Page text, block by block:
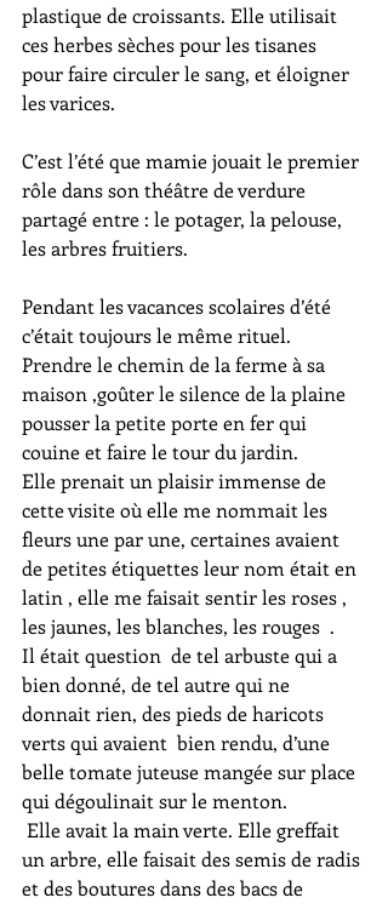
plastique de croissants. Elle utilisait
ces herbes sèches pour les tisanes
pour faire circuler le sang, et éloigner
les varices.
C’est l’été que mamie jouait le premier
rôle dans son théâtre de verdure
partagé entre : le potager, la pelouse,
les arbres fruitiers.
Pendant les vacances scolaires d’été
c’était toujours le même rituel.
Prendre le chemin de la ferme à sa
maison ,goûter le silence de la plaine
pousser la petite porte en fer qui
couine et faire le tour du jardin.
Elle prenait un plaisir immense de
cette visite où elle me nommait les
fleurs une par une, certaines avaient
de petites étiquettes leur nom était en
latin , elle me faisait sentir les roses ,
les jaunes, les blanches, les rouges  .
Il était question  de tel arbuste qui a
bien donné, de tel autre qui ne
donnait rien, des pieds de haricots
verts qui avaient  bien rendu, d’une
belle tomate juteuse mangée sur place
qui dégoulinait sur le menton.
un arbre, elle faisait des semis de radis
et des boutures dans des bacs de